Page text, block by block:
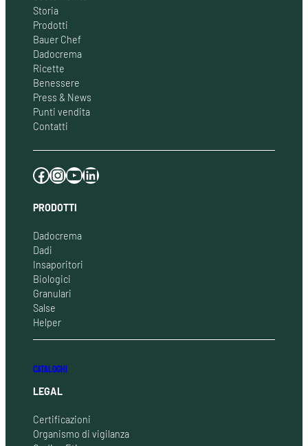
Storia
Prodotti
Bauer Chef
Dadocrema
Ricette
Benessere
Press & News
Punti vendita
Contatti
Facebook Instagram YouTube LinkedIn
PRODOTTI
Dadocrema
Dadi
Insaporitori
Biologici
Granulari
Salse
Helper
CATALOGHI
LEGAL
Certificazioni
Organismo di vigilanza